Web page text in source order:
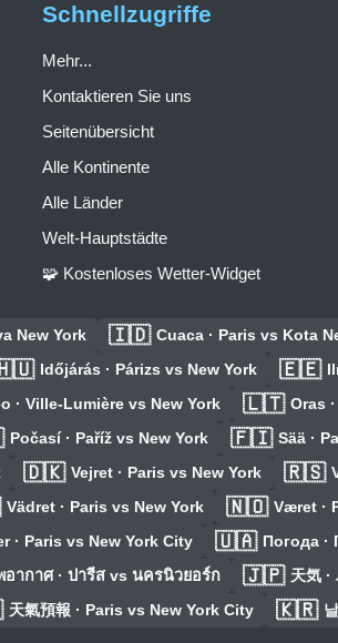
Schnellzugriffe
Mehr...
Kontaktieren Sie uns
Seitenübersicht
Alle Kontinente
Alle Länder
Welt-Hauptstädte
🧩 Kostenloses Wetter-Widget
New York 🇮🇩 Cuaca · Paris vs Kota
Időjárás · Párizs vs New York 🇪🇪
· Ville-Lumière vs New York 🇱🇹 Oras
Počasí · Paříž vs New York 🇫🇮 Sää ·
🇩🇰 Vejret · Paris vs New York 🇷🇸
Vädret · Paris vs New York 🇳🇴 Været ·
· Paris vs New York City 🇺🇦 Погода
อากาศ · ปารีส vs นครนิวยอร์ก 🇯🇵 天気
天氣預報 · Paris vs New York City 🇰🇷